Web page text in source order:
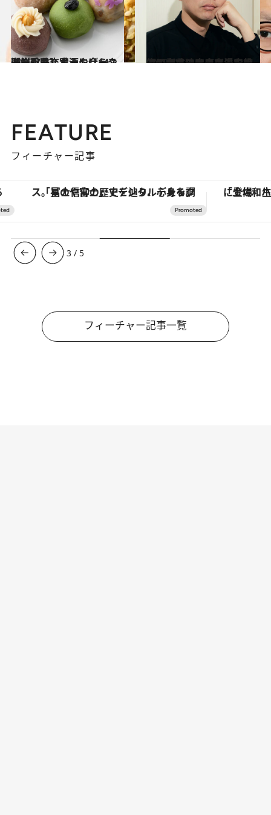
2025.7.13
【岩手県】手みやげ14選 シャルキュトリーや海鮮珍味、お酒に合うスイーツも充実
贈りもの 2025.7.1
【四十路独身上京漫才師】ガクテンソク奥田修二の初エッセイは、おじさんならではの人生に役立つ名言の宝庫だった！
カルチャー
FEATURE
フィーチャー記事
「星のや富士」でデジタルデトックス。冨士信仰の歴史を辿り、心身を調える。
3 / 5
フィーチャー記事一覧